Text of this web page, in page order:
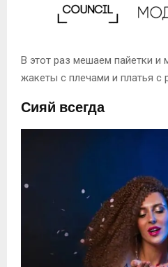
В этот раз мешаем пайетки и
жакеты с плечами и платья с
Сияй всегда